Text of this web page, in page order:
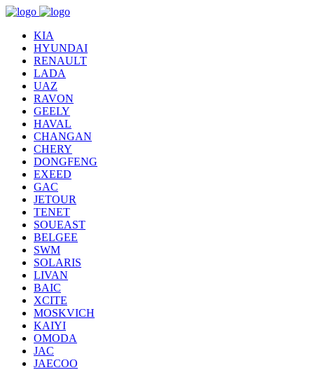
KIA
HYUNDAI
RENAULT
LADA
UAZ
RAVON
GEELY
HAVAL
CHANGAN
CHERY
DONGFENG
EXEED
GAC
JETOUR
TENET
SOUEAST
BELGEE
SWM
SOLARIS
LIVAN
BAIC
XCITE
MOSKVICH
KAIYI
OMODA
JAC
JAECOO